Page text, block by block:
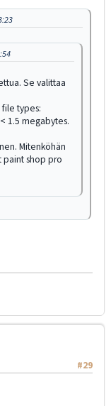
Se valittaa
types:
1.5 megabytes.
Mitenköhän
paint shop pro
#29